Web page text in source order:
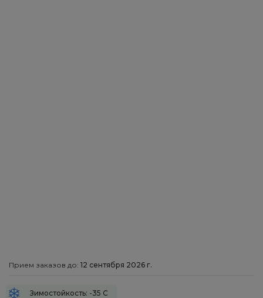
Прием заказов до: 12 сентября 2026 г.
Зимостойкость: -35 С